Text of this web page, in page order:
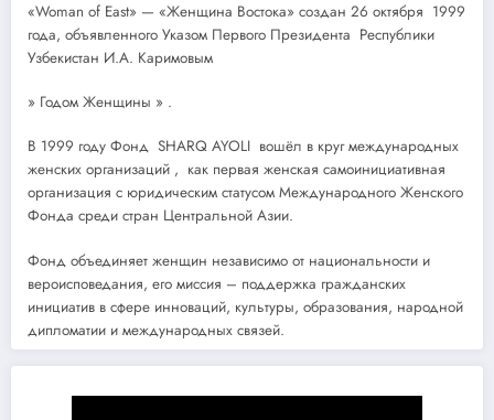
«Woman of East» — «Женщина Востока» создан 26 октября 1999
года, объявленного Указом Первого Президента Республики
Узбекистан И.А. Каримовым
» Годом Женщины » .
В 1999 году Фонд SHARQ AYOLI вошёл в круг международных
женских организаций , как первая женская самоинициативная
организация с юридическим статусом Международного Женского
Фонда среди стран Центральной Азии.
Фонд объединяет женщин независимо от национальности и
вероисповедания, его миссия – поддержка гражданских
инициатив в сфере инноваций, культуры, образования, народной
дипломатии и международных связей.